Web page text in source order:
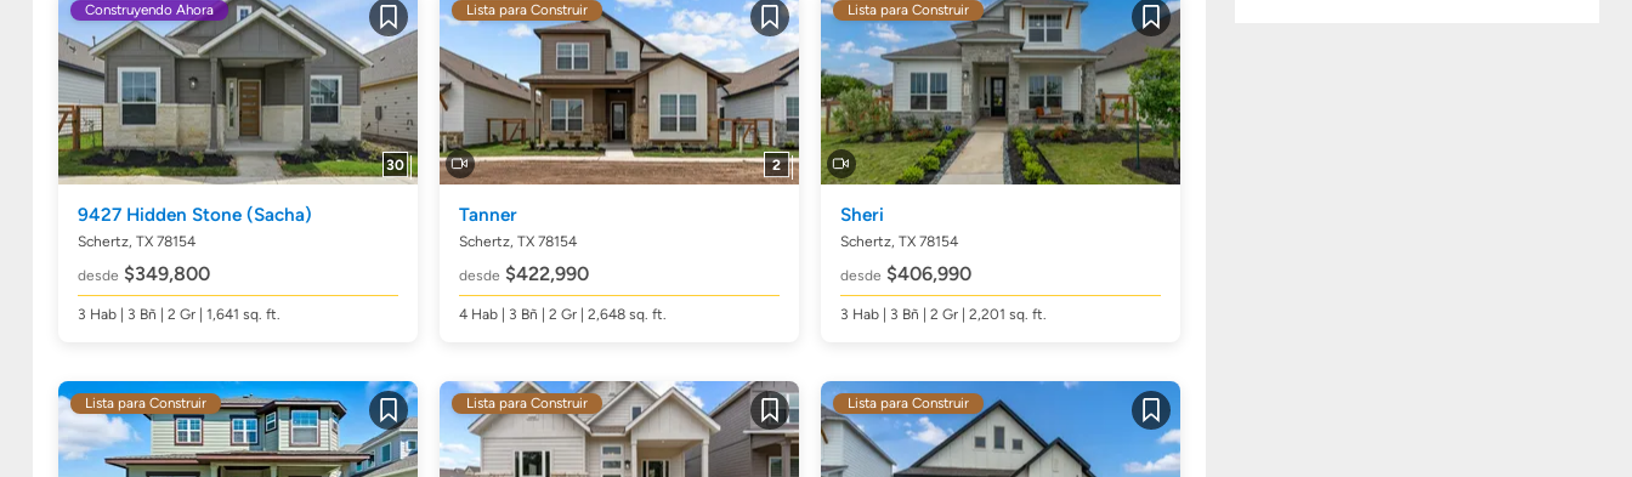
Guardar
30
Construyendo Ahora
9427 Hidden Stone (Sacha)
Schertz, TX 78154
desde $349,800
3 Hab | 3 Bñ | 2 Gr | 1,641 sq. ft.
Guardar
2
Lista para Construir
Tanner
Schertz, TX 78154
desde $422,990
4 Hab| 3 Bñ | 2 Gr | 2,648 sq. ft.
Guardar
Lista para Construir
Sheri
Schertz, TX 78154
desde $406,990
3 Hab| 3 Bñ | 2 Gr | 2,201 sq. ft.
Guardar
Lista para Construir
Guardar
Lista para Construir
Guardar
Lista para Construir